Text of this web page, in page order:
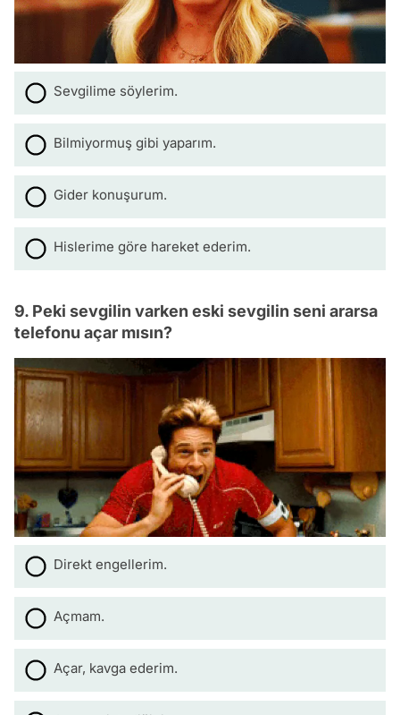
Sevgilime söylerim.
Bilmiyormuş gibi yaparım.
Gider konuşurum.
Hislerime göre hareket ederim.
9. Peki sevgilin varken eski sevgilin seni ararsa
telefonu açar mısın?
Direkt engellerim.
Açmam.
Açar, kavga ederim.